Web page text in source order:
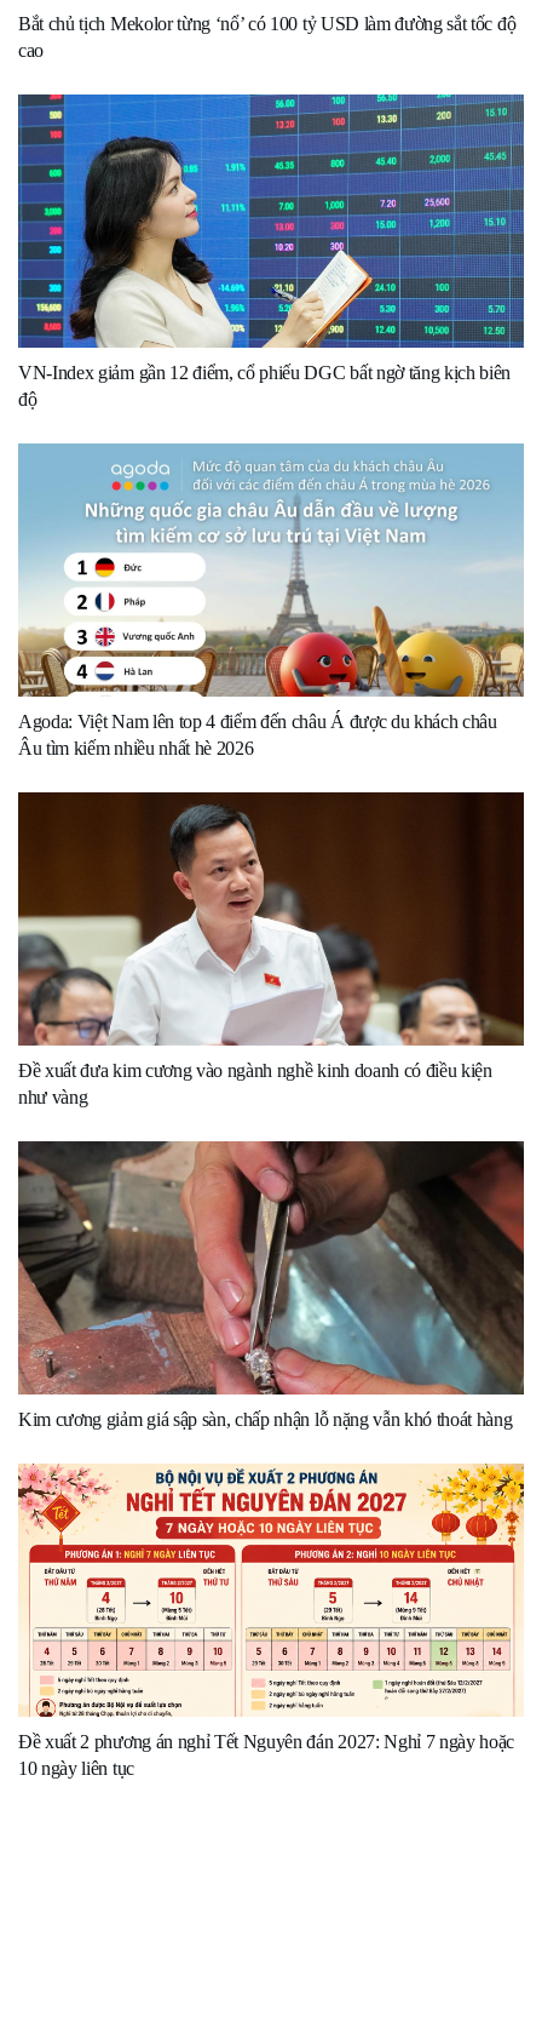
Bắt chủ tịch Mekolor từng ‘nổ’ có 100 tỷ USD làm đường sắt tốc độ
cao
VN-Index giảm gần 12 điểm, cổ phiếu DGC bất ngờ tăng kịch biên
độ
Agoda: Việt Nam lên top 4 điểm đến châu Á được du khách châu
Âu tìm kiếm nhiều nhất hè 2026
Đề xuất đưa kim cương vào ngành nghề kinh doanh có điều kiện
như vàng
Kim cương giảm giá sập sàn, chấp nhận lỗ nặng vẫn khó thoát hàng
Đề xuất 2 phương án nghỉ Tết Nguyên đán 2027: Nghỉ 7 ngày hoặc
10 ngày liên tục